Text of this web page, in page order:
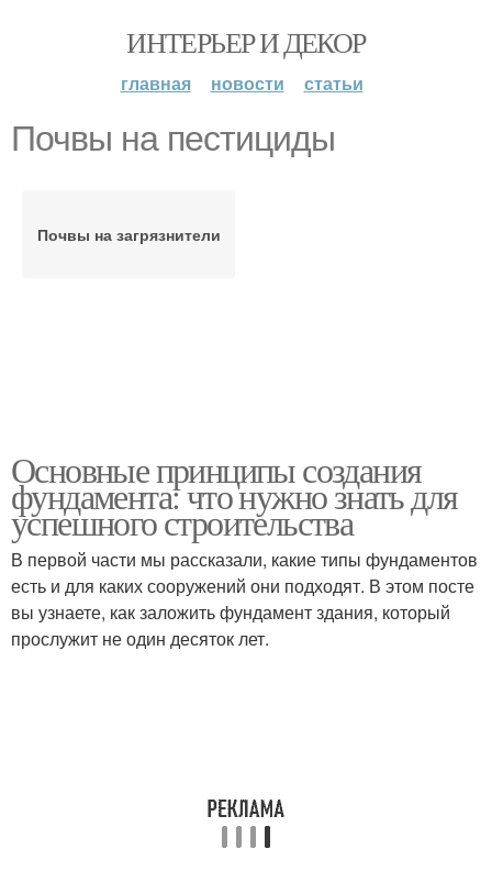
ИНТЕРЬЕР И ДЕКОР
главная новости статьи
Почвы на пестициды
Почвы на загрязнители
Основные принципы создания
фундамента: что нужно знать для
успешного строительства
В первой части мы рассказали, какие типы фундаментов
есть и для каких сооружений они подходят. В этом посте
вы узнаете, как заложить фундамент здания, который
прослужит не один десяток лет.